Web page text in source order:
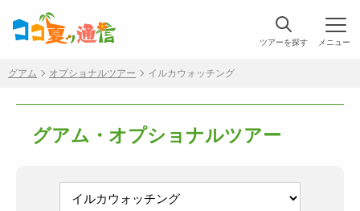
ツアーを探す
グアム オプショナルツアー イルカウォッチング
グアム・オプショナルツアー
メニュー